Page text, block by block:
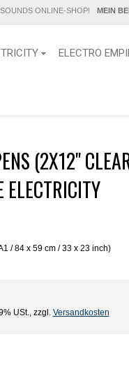
ONLINE-SHOP! MEIN
ELECTRO
(2X12"
ELECTRICITY
/ 84 x 59 cm / 33 x 23 inch)
USt. zzgl. Versandkosten